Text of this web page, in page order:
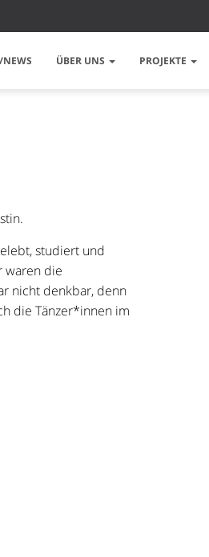
ÜBER UNS PROJEKTE
studiert und
waren die
nicht denkbar, denn
die Tänzer*innen im